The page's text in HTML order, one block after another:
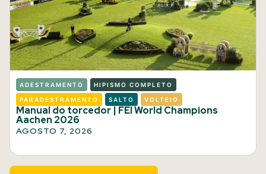
ADESTRAMENTO HIPISMO COMPLETO
PARADESTRAMENTO SALTO VOLTEIO
Manual do torcedor | FEI World Champions
Aachen 2026
AGOSTO 7, 2026